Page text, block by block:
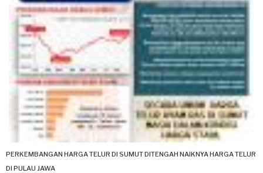
PERKEMBANGAN HARGA TELUR DI SUMUT DITENGAH NAIKNYA HARGA TELUR
DI PULAU JAWA